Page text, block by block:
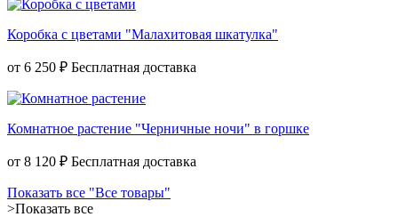
Коробка с цветами "Малахитовая шкатулка"
от 6 250 ₽
Комнатное растение "Черничные ночи" в горшке
от 8 120 ₽
Показать все "Все товары"
>Показать все